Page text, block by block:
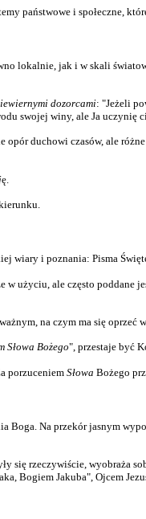
państwowe i społeczne,
lokalnie, jak i w skali
dozorcami: "Jeżeli
swojej winy, ale Ja
duchowi czasów, ale
ę.
wiary i poznania: Pisma
w użyciu, ale często poddane
na czym ma się oprzeć
Słowa Bożego", przestaje być
porzuceniem Słowa Bożego
Na przekór jasnym
się rzeczywiście, wyobraża
Bogiem Jakuba", Ojcem